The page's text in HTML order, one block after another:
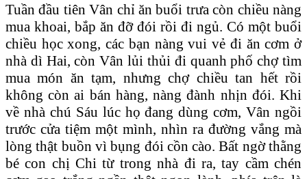
Tuần đầu tiên Vân chỉ ăn buổi trưa còn chiều nàng
mua khoai, bắp ăn đỡ đói rồi đi ngủ. Có một buổi
chiều học xong, các bạn nàng vui vẻ đi ăn cơm ở
nhà dì Hai, còn Vân lủi thủi đi quanh phố chợ tìm
mua món ăn tạm, nhưng chợ chiều tan hết rồi
không còn ai bán hàng, nàng đành nhịn đói. Khi
về nhà chú Sáu lúc họ đang dùng cơm, Vân ngồi
trước cửa tiệm một mình, nhìn ra đường vắng mà
lòng thật buồn vì bụng đói cồn cào. Bất ngờ thằng
bé con chị Chi từ trong nhà đi ra, tay cầm chén